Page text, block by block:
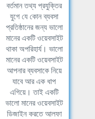
বর্তমান তথ্য প্রযুক্তির
যুগে যে কোন ব্যবসা
প্রতিষ্ঠানের জন্য ভালো
মানের একটি ওয়েবসাইট
থাকা অপরিহার্য। ভালো
মানের একটি ওয়েবসাইট
আপনার ব্যবসাকে নিয়ে
যাবে আর এক ধাপ
এগিয়ে। তাই একটি
ভালো মানের ওয়েবসাইট
ডিজাইন করতে আলফা